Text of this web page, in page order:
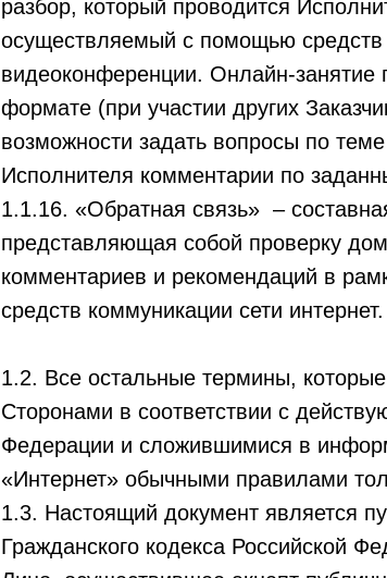
разбор, который проводится
осуществляемый с помощью
видеоконференции. Онлайн-занятие
формате (при участии других
возможности задать вопросы по
Исполнителя комментарии по
1.1.16. «Обратная связь» –
представляющая собой проверку
комментариев и рекомендаций в
средств коммуникации сети интернет.
1.2. Все остальные термины,
Сторонами в соответствии с
Федерации и сложившимися в
«Интернет» обычными правилами
1.3. Настоящий документ является
Гражданского кодекса Российской